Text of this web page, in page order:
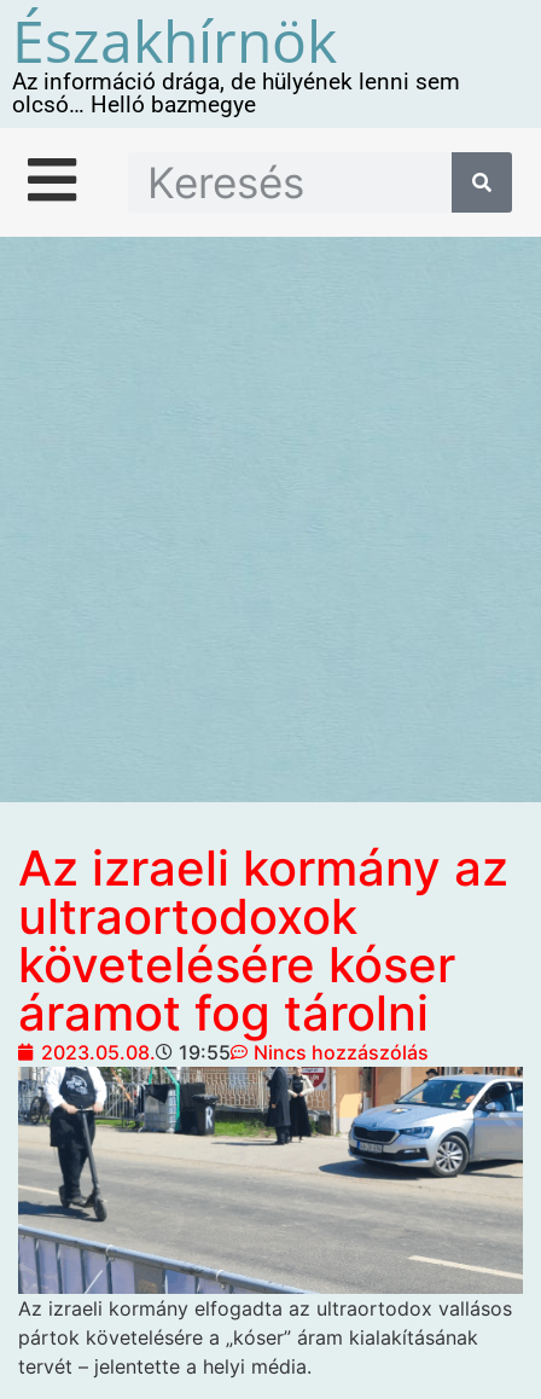
Északhírnök
Az információ drága, de hülyének lenni sem
olcsó… Helló bazmegye
Az izraeli kormány az
ultraortodoxok
követelésére kóser
áramot fog tárolni
2023.05.08. 19:55 Nincs hozzászólás
Az izraeli kormány elfogadta az ultraortodox vallásos
pártok követelésére a „kóser” áram kialakításának
tervét – jelentette a helyi média.